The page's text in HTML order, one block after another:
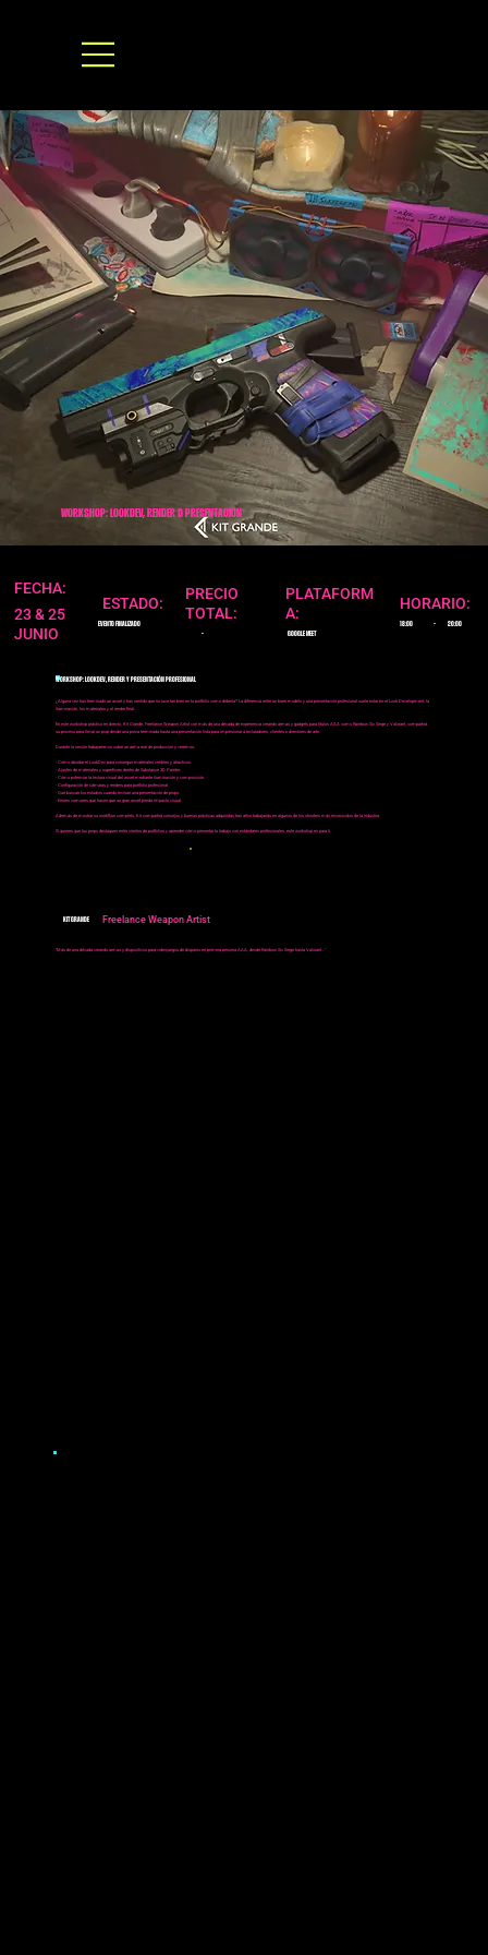
WORKSHOP: LOOKDEV, RENDER & PRESENTACION
FECHA:
23 & 25
JUNIO
HORARIO:
18:00 - 20:00
PRECIO
TOTAL:
-
PLATAFORM
A:
GOOGLE MEET
ESTADO:
EVENTO FINALIZADO
WORKSHOP: LOOKDEV, RENDER Y PRESENTACIÓN PROFESIONAL
¿Alguna vez has terminado un asset y has sentido que no luce tan bien en tu portfolio como debería? La diferencia entre un buen modelo y una presentación profesional suele estar en el Look Development, la
iluminación, los materiales y el render final.
En este workshop práctico en directo, Kit Grande, Freelance Weapon Artist con más de una década de experiencia creando armas y gadgets para títulos AAA como Rainbow Six Siege y Valorant, compartirá
su proceso para llevar un prop desde una pieza terminada hasta una presentación lista para impresionar a reclutadores, clientes o directores de arte.
Durante la sesión trabajaremos sobre un arma real de producción y veremos:
- Cómo abordar el LookDev para conseguir materiales creíbles y atractivos.
- Ajustes de materiales y superficies dentro de Substance 3D Painter.
- Cómo potenciar la lectura visual del asset mediante iluminación y composición.
- Configuración de cámaras y renders para portfolio profesional.
- Qué buscan los estudios cuando revisan una presentación de props.
- Errores comunes que hacen que un gran asset pierda impacto visual.
Además de mostrar su workflow completo, Kit compartirá consejos y buenas prácticas adquiridas tras años trabajando en algunos de los shooters más reconocidos de la industria.
Si quieres que tus props destaquen entre cientos de portfolios y aprender cómo presentar tu trabajo con estándares profesionales, este workshop es para ti.
KIT GRANDE Freelance Weapon Artist
"Más de una década creando armas y dispositivos para videojuegos de disparos en primera persona AAA, desde Rainbow Six Siege hasta Valorant..."